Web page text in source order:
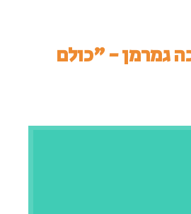
גמרמן - "כולם